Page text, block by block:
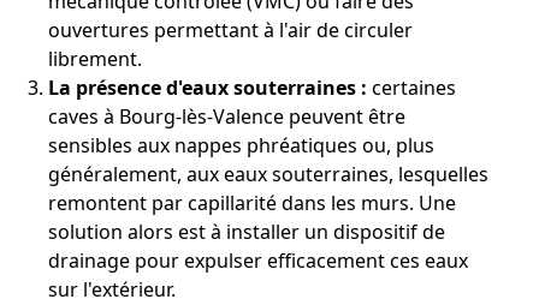
ouvertures permettant à l'air de circuler
librement.
La présence d'eaux souterraines : certaines
caves à Bourg-lès-Valence peuvent être
sensibles aux nappes phréatiques ou, plus
généralement, aux eaux souterraines, lesquelles
remontent par capillarité dans les murs. Une
solution alors est à installer un dispositif de
drainage pour expulser efficacement ces eaux
sur l'extérieur.